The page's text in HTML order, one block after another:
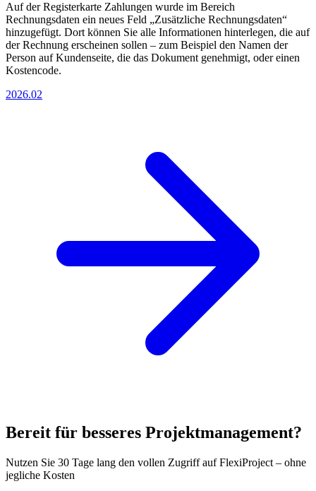
Auf der Registerkarte Zahlungen wurde im Bereich
Rechnungsdaten ein neues Feld „Zusätzliche Rechnungsdaten“
hinzugefügt. Dort können Sie alle Informationen hinterlegen, die auf
der Rechnung erscheinen sollen – zum Beispiel den Namen der
Person auf Kundenseite, die das Dokument genehmigt, oder einen
Kostencode.
2026.02
Bereit für besseres Projektmanagement?
Nutzen Sie 30 Tage lang den vollen Zugriff auf FlexiProject – ohne
jegliche Kosten